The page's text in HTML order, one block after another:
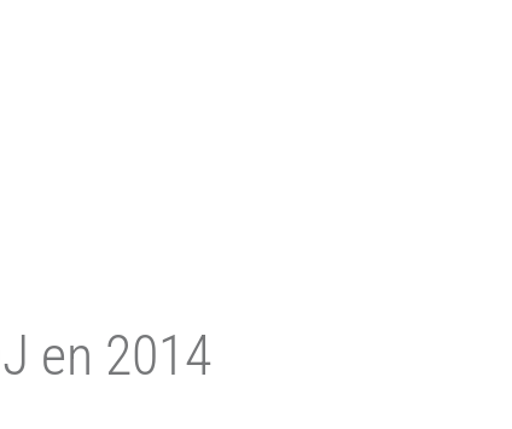
en 2014